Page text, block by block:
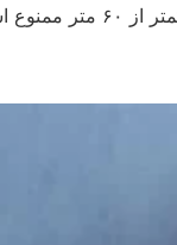
نصب پکیج